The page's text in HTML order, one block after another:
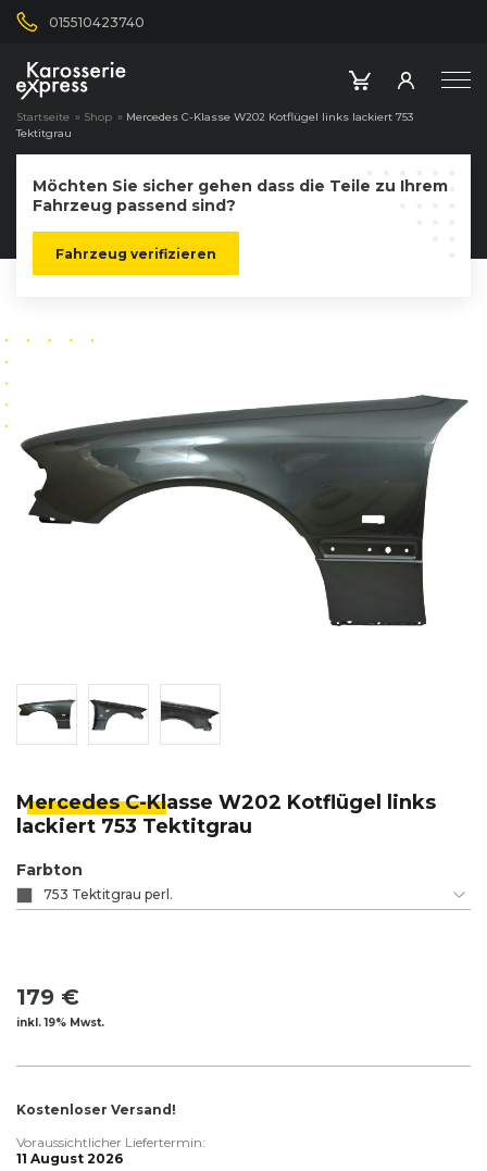
015510423740
Startseite » Shop » Mercedes C-Klasse W202 Kotflügel links lackiert 753
Tektitgrau
Möchten Sie sicher gehen dass die Teile zu Ihrem
Fahrzeug passend sind?
Fahrzeug verifizieren
Mercedes C-Klasse W202 Kotflügel links
lackiert 753 Tektitgrau
Farbton
753 Tektitgrau perl.
179 €
inkl. 19% Mwst.
Kostenloser Versand!
Voraussichtlicher Liefertermin:
11 August 2026